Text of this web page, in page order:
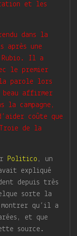
et les
dans la
après une
Rubio. Il a
le premier
parole lors
beau affirmer
la campagne,
coûte que
de la
Politico , un
expliqué
depuis très
sorte la
qu’il a
et que
source.